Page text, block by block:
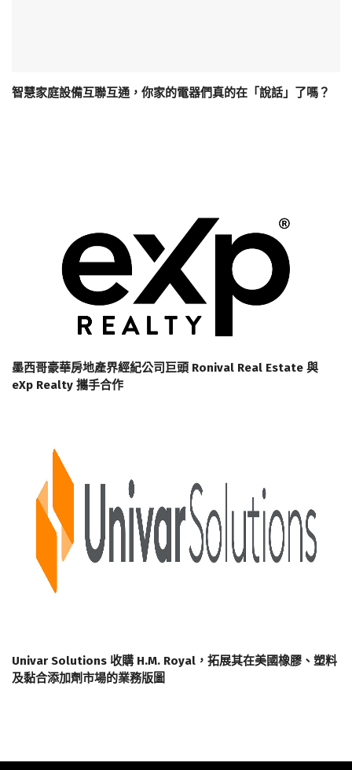
智慧家庭設備互聯互通，你家的電器們真的在「說話」了嗎？
墨西哥豪華房地產界經紀公司巨頭 Ronival Real Estate 與
eXp Realty 攜手合作
Univar Solutions 收購 H.M. Royal，拓展其在美國橡膠、塑料
及黏合添加劑市場的業務版圖